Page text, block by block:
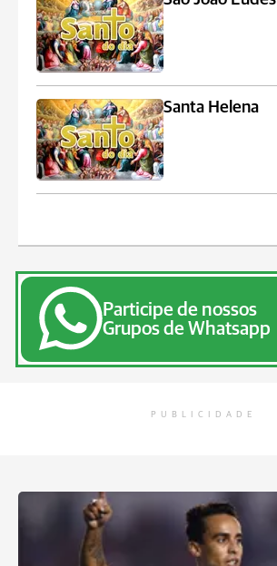
Santa Helena
Participe de nossos
Grupos de Whatsapp
PUBLICIDADE